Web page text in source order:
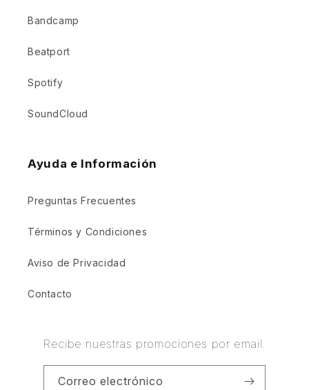
Bandcamp
Beatport
Spotify
SoundCloud
Ayuda e Información
Preguntas Frecuentes
Términos y Condiciones
Aviso de Privacidad
Contacto
Recibe nuestras promociones por email.
Correo electrónico